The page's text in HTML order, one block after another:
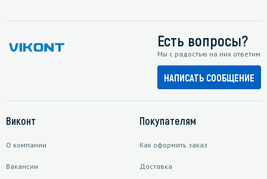
Есть вопросы?
Мы с радостью на них ответим
НАПИСАТЬ СООБЩЕНИЕ
Виконт
О компании
Вакансии
Покупателям
Как оформить заказ
Доставка